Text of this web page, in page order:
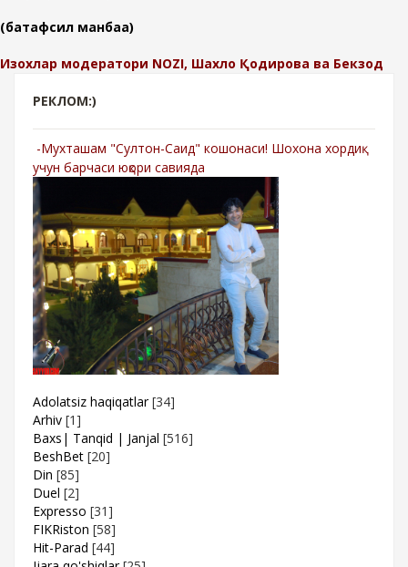
(батафсил манбаа)
Изохлар модератори NOZI, Шахло Қодирова ва Бекзод
РЕКЛОМ:)
-Мухташам "Султон-Саид" кошонаси! Шохона хордиқ
учун барчаси юқори савияда
Adolatsiz haqiqatlar [34]
Arhiv [1]
Baxs| Tanqid | Janjal [516]
BeshBet [20]
Din [85]
Duel [2]
Expresso [31]
FIKRiston [58]
Hit-Parad [44]